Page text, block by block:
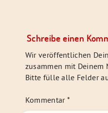
Schreibe einen
Wir veröffentlichen
zusammen mit Deinem
Bitte fülle alle Felder
Kommentar *